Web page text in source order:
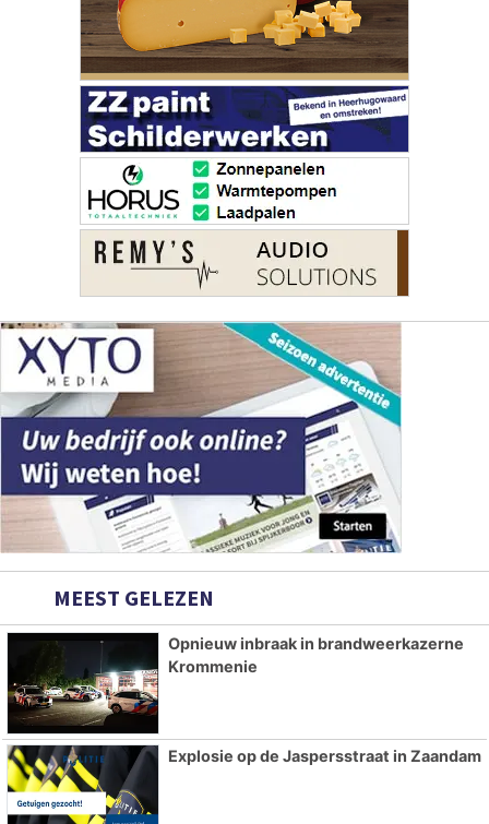
MEEST GELEZEN
Opnieuw inbraak in brandweerkazerne
Krommenie
Explosie op de Jaspersstraat in Zaandam